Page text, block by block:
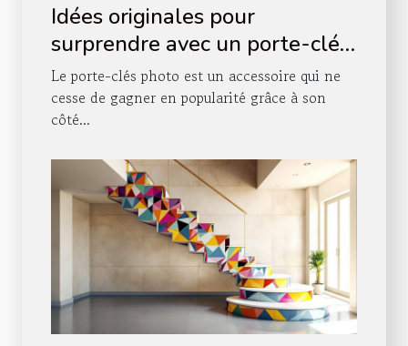
Idées originales pour
surprendre avec un porte-clés
photo
Le porte-clés photo est un accessoire qui ne
cesse de gagner en popularité grâce à son
côté...